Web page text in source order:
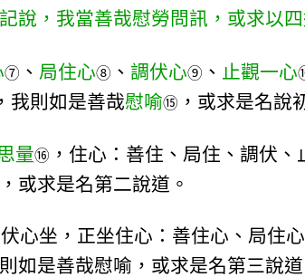
說，我當善哉慰勞問訊，或求以
⑦ 、 局住心⑧ 、 調伏心⑨ 、 止觀一心
，我則如是善哉慰喻⑮ ，或求是名說
量⑯ ，住心：善住、局住、調伏
或求是名第二說道。
伏心坐，正坐住心：善住心、局住
如是善哉慰喻，或求是名第三說道